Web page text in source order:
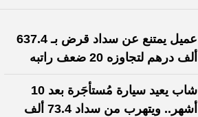
عميل يمتنع عن سداد قرض بـ 637.4
ألف درهم لتجاوزه 20 ضعف راتبه
شاب يعيد سيارة مُستأجَرة بعد 10
أشهر.. ويتهرب من سداد 73.4 ألف